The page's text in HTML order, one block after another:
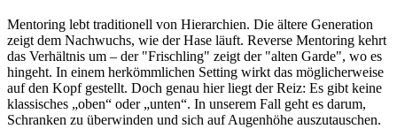
Mentoring lebt traditionell von Hierarchien. Die ältere Generation
zeigt dem Nachwuchs, wie der Hase läuft. Reverse Mentoring kehrt
das Verhältnis um – der "Frischling" zeigt der "alten Garde", wo es
hingeht. In einem herkömmlichen Setting wirkt das möglicherweise
auf den Kopf gestellt. Doch genau hier liegt der Reiz: Es gibt keine
klassisches „oben“ oder „unten“. In unserem Fall geht es darum,
Schranken zu überwinden und sich auf Augenhöhe auszutauschen.